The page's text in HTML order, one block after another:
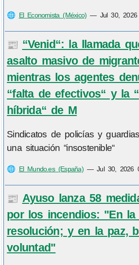
🌐 El Economista (México) — Jul 30, 2026
📰 “Venid“: la llamada
asalto masivo de
mientras los agentes
“falta de efectivos“ y la
híbrida“ de M
Sindicatos de policías y
una situación “insostenible“
🌐 El Mundo.es (España)—Jul 30, 2026
📰 Ayuso lanza 58
por los incendios: "En la
resolución; y en la paz,
voluntad"